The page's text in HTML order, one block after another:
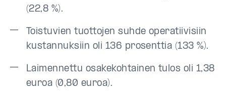
(22,8 %).
Toistuvien tuottojen suhde operatiivisiin
kustannuksiin oli 136 prosenttia (133 %).
Laimennettu osakekohtainen tulos oli 1,38
euroa (0,80 euroa).